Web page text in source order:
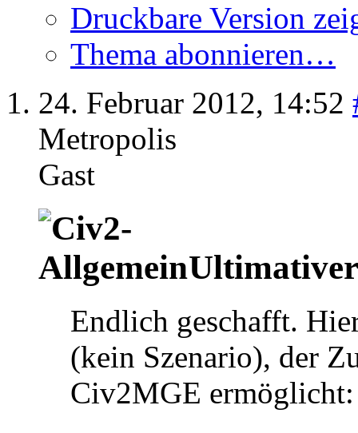
Druckbare Version
Thema abonnieren…
24. Februar 2012, 14:52
Metropolis
Gast
Endlich geschafft.
(kein Szenario), der
Civ2MGE ermöglicht: